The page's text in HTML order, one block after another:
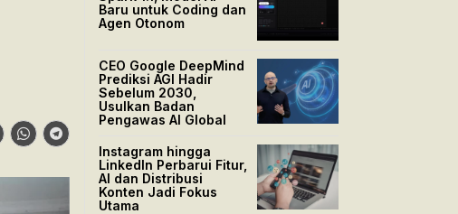
Baru untuk Coding dan
Agen Otonom
CEO Google DeepMind
Prediksi AGI Hadir
Sebelum 2030,
Usulkan Badan
Pengawas AI Global
Instagram hingga
LinkedIn Perbarui Fitur,
AI dan Distribusi
Konten Jadi Fokus
Utama